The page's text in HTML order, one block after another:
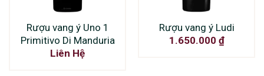
Rượu vang ý Uno 1
Primitivo Di Manduria
Liên Hệ
Rượu vang ý Ludi
1.650.000 ₫